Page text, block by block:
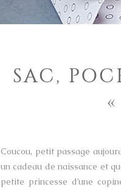
SAC,
Coucou, petit passage
un cadeau de naissance et
petite princesse d’une